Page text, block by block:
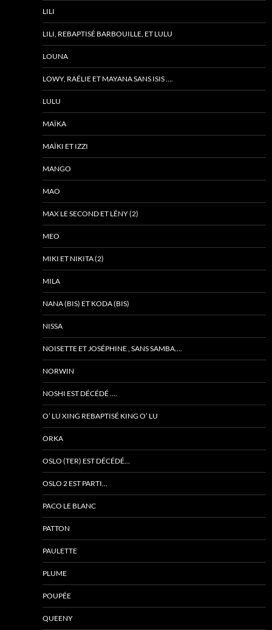
LILI
LILI, REBAPTISÉ BARBOUILLE, ET LULU
LOUNA
LOWY, RAÉLIE ET MAYANA SANS ISIS ….
LULU
MAÏKA
MAÏKI ET IZZI
MANGO
MAO
MAX LE SECOND ET LÉNY (2)
MEO
MIKI ET NIKITA (2)
MILA
NANA (BIS) ET KODA (BIS)
NISSA
NOISETTE ET JOSÉPHINE , SANS SAMBA….
NORWIN
NOSHI EST DÉCÉDÉ ….
O’ LU XING REBAPTISÉ KING O’ LU
ORKA
OSLO (TER) EST DÉCÉDÉ…
OSLO 2 EST PARTI…
PACO LE BLANC
PATTON
PAULETTE
PLUME
POUPÉE
QUEENY